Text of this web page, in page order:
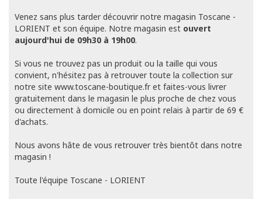
Venez sans plus tarder découvrir notre magasin Toscane -
LORIENT et son équipe. Notre magasin est ouvert
aujourd'hui de 09h30 à 19h00.
Si vous ne trouvez pas un produit ou la taille qui vous
convient, n'hésitez pas à retrouver toute la collection sur
notre site www.toscane-boutique.fr et faites-vous livrer
gratuitement dans le magasin le plus proche de chez vous
ou directement à domicile ou en point relais à partir de 69 €
d'achats.
Nous avons hâte de vous retrouver très bientôt dans notre
magasin !
Toute l'équipe Toscane - LORIENT